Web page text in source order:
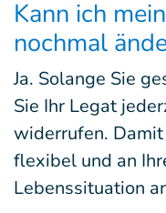
Kann ich
nochmal
Ja. Solange Sie
Sie Ihr Legat
widerrufen.
flexibel und an
Lebenssituation